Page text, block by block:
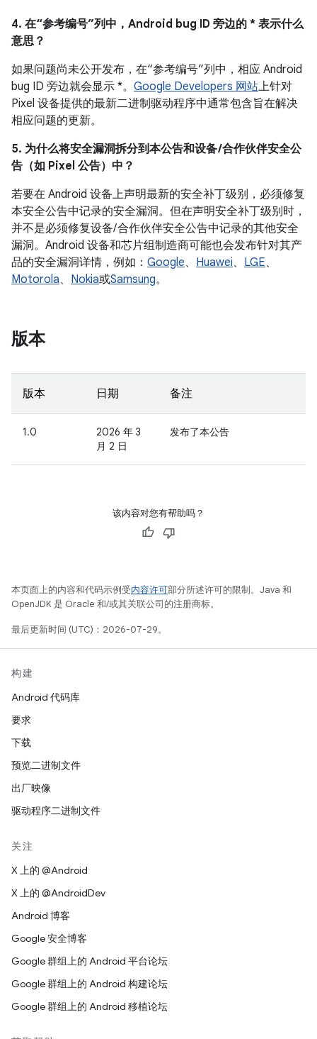
4. 在“参考编号”列中，Android bug ID 旁边的 * 表示什么
意思？
如果问题尚未公开发布，在“参考编号”列中，相应 Android
bug ID 旁边就会显示 *。 Google Developers 网站上针对
Pixel 设备提供的最新二进制驱动程序中通常包含旨在解决
相应问题的更新。
5. 为什么将安全漏洞拆分到本公告和设备 /合作伙伴安全公
告（如 Pixel 公告）中？
若要在 Android 设备上声明最新的安全补丁级别，必须修复
本安全公告中记录的安全漏洞。但在声明安全补丁级别时，
并不是必须修复设备/ 合作伙伴安全公告中记录的其他安全
漏洞。Android 设备和芯片组制造商可能也会发布针对其产
品的安全漏洞详情，例如： Google、 Huawei、 LGE、
Motorola、 Nokia或Samsung。
版本
版本 日期 备注
1.0
2026 年 3
月 2 日
发布了本公告
该内容对您有帮助吗？
本页面上的内容和代码示例受内容许可部分所述许可的限制。Java 和
OpenJDK 是 Oracle 和/或其关联公司的注册商标。
最后更新时间 (UTC)：2026-07-29。
构建
Android 代码库
要求
下载
预览二进制文件
出厂映像
驱动程序二进制文件
关注
X 上的 @Android
X 上的 @AndroidDev
Android 博客
Google 安全博客
Google 群组上的 Android 平台论坛
Google 群组上的 Android 构建论坛
Google 群组上的 Android 移植论坛